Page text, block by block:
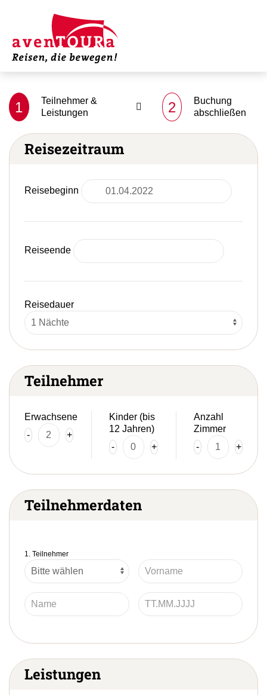
1
Teilnehmer &
Leistungen
2
Buchung
abschließen
Reisezeitraum
Reisebeginn
Reiseende
Reisedauer
Teilnehmer
Erwachsene
-
+
Kinder (bis
12 Jahren)
-
+
Anzahl
Zimmer
-
+
Teilnehmerdaten
1. Teilnehmer
Leistungen